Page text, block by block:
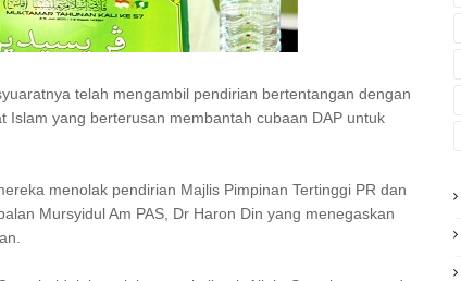
telah mengambil pendirian bertentangan dengan
yang berterusan membantah cubaan DAP untuk
menolak pendirian Majlis Pimpinan Tertinggi PR dan
Mursyidul Am PAS, Dr Haron Din yang menegaskan